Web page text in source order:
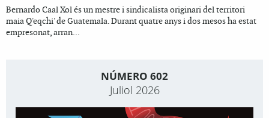
Bernardo Caal Xol és un mestre i sindicalista originari del territori
maia Q'eqchi' de Guatemala. Durant quatre anys i dos mesos ha estat
empresonat, arran...
NÚMERO 602
Juliol 2026